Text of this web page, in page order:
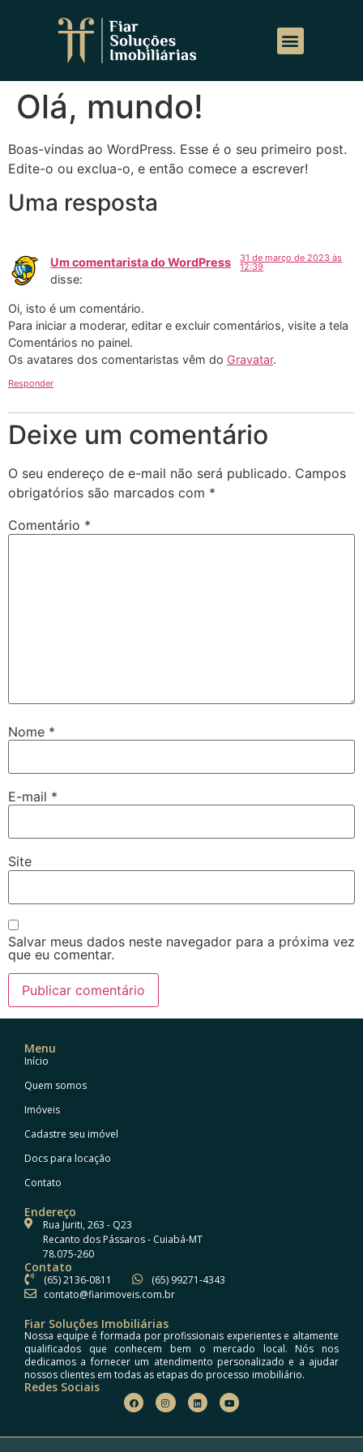
Olá, mundo!
Boas-vindas ao WordPress. Esse é o seu primeiro post.
Edite-o ou exclua-o, e então comece a escrever!
Uma resposta
Um comentarista do WordPress
disse:
31 de março de 2023 às
12:39
Oi, isto é um comentário.
Para iniciar a moderar, editar e excluir comentários, visite a tela
Comentários no painel.
Os avatares dos comentaristas vêm do Gravatar.
Responder
Deixe um comentário
O seu endereço de e-mail não será publicado. Campos
obrigatórios são marcados com *
Comentário *
Nome *
E-mail *
Site
Salvar meus dados neste navegador para a próxima vez
que eu comentar.
Menu
Início
Quem somos
Imóveis
Cadastre seu imóvel
Docs para locação
Contato
Endereço
Rua Juriti, 263 - Q23
Recanto dos Pássaros - Cuiabá-MT
78.075-260
Contato
(65) 2136-0811
(65) 99271-4343
contato@fiarimoveis.com.br
Fiar Soluções Imobiliárias
Nossa equipe é formada por profissionais experientes e altamente
qualificados que conhecem bem o mercado local. Nós nos
dedicamos a fornecer um atendimento personalizado e a ajudar
nossos clientes em todas as etapas do processo imobiliário.
Redes Sociais